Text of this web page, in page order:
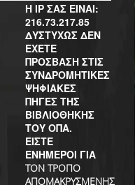
Η IP ΣΑΣ ΕΙΝΑΙ:
216.73.217.85
ΔΥΣΤΥΧΩΣ ΔΕΝ
ΕΧΕΤΕ
ΠΡΟΣΒΑΣΗ ΣΤΙΣ
ΣΥΝΔΡΟΜΗΤΙΚΕΣ
ΨΗΦΙΑΚΕΣ
ΠΗΓΕΣ ΤΗΣ
ΒΙΒΛΙΟΘΗΚΗΣ
ΤΟΥ ΟΠΑ.
ΕΙΣΤΕ
ΕΝΗΜΕΡΟΙ ΓΙΑ
ΤΟΝ ΤΡΟΠΟ
ΑΠΟΜΑΚΡΥΣΜΕΝΗΣ